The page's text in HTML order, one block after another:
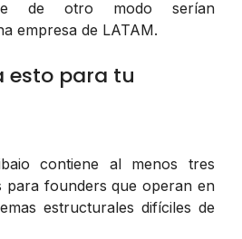
de otro modo serían
empresa de LATAM.
esto para tu
contiene al menos tres
para founders que operan en
estructurales difíciles de